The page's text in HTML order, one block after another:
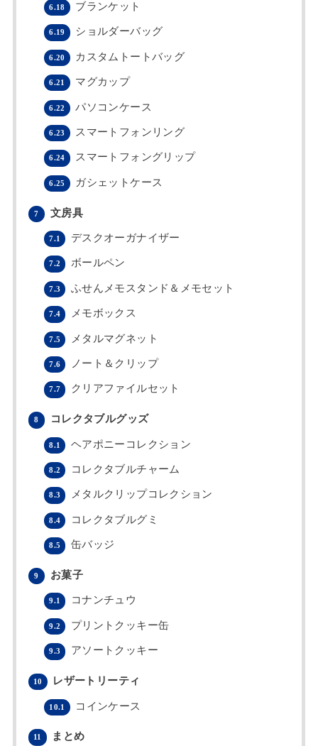
6.18 ブランケット
6.19 ショルダーバッグ
6.20 カスタムトートバッグ
6.21 マグカップ
6.22 パソコンケース
6.23 スマートフォンリング
6.24 スマートフォングリップ
6.25 ガシェットケース
7 文房具
7.1 デスクオーガナイザー
7.2 ボールペン
7.3 ふせんメモスタンド＆メモセット
7.4 メモボックス
7.5 メタルマグネット
7.6 ノート＆クリップ
7.7 クリアファイルセット
8 コレクタブルグッズ
8.1 ヘアポニーコレクション
8.2 コレクタブルチャーム
8.3 メタルクリップコレクション
8.4 コレクタブルグミ
8.5 缶バッジ
9 お菓子
9.1 コナンチュウ
9.2 プリントクッキー缶
9.3 アソートクッキー
10 レザートリーティ
10.1 コインケース
11 まとめ